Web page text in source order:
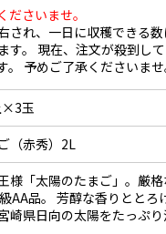
さいませ。
れ、一日に収穫できる
。 現在、注文が殺到し
予めご了承くださいませ
×3玉
（赤秀）2L
様「太陽のたまご」。厳
AA品。 芳醇な香りととろ
崎県日向の太陽をたっぷ